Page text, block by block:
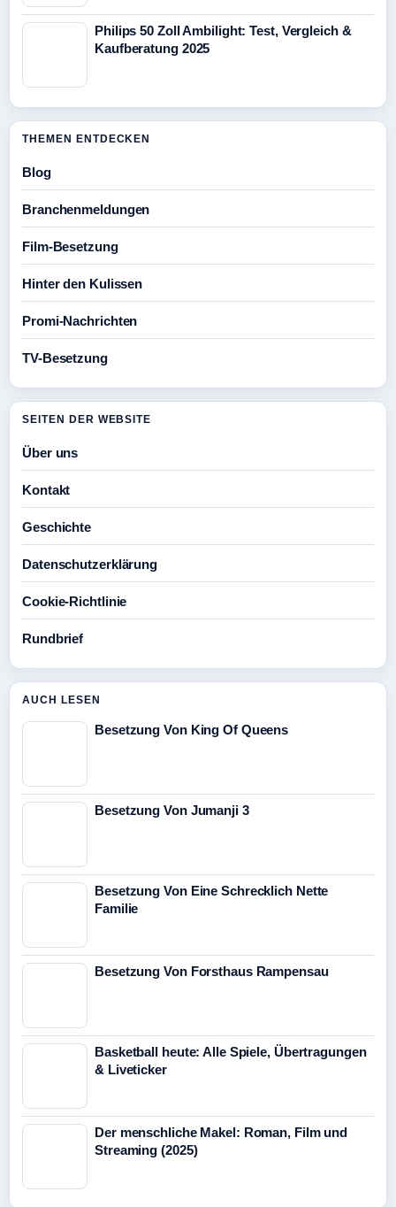
Philips 50 Zoll Ambilight: Test, Vergleich &
Kaufberatung 2025
THEMEN ENTDECKEN
Blog
Branchenmeldungen
Film-Besetzung
Hinter den Kulissen
Promi-Nachrichten
TV-Besetzung
SEITEN DER WEBSITE
Über uns
Kontakt
Geschichte
Datenschutzerklärung
Cookie-Richtlinie
Rundbrief
AUCH LESEN
Besetzung Von King Of Queens
Besetzung Von Jumanji 3
Besetzung Von Eine Schrecklich Nette
Familie
Besetzung Von Forsthaus Rampensau
Basketball heute: Alle Spiele, Übertragungen
& Liveticker
Der menschliche Makel: Roman, Film und
Streaming (2025)